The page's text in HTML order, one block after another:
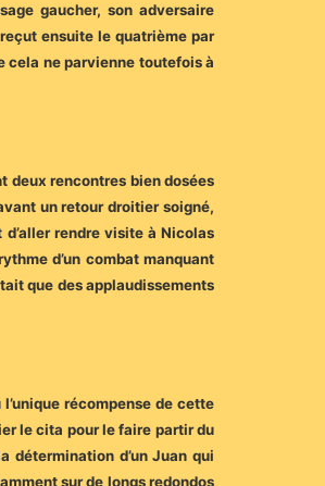
gaucher, son adversaire
ensuite le quatrième par
cela ne parvienne toutefois à
deux rencontres bien dosées
un retour droitier soigné,
rendre visite à Nicolas
d’un combat manquant
que des applaudissements
récompense de cette
le cita pour le faire partir du
détermination d’un Juan qui
sur de longs redondos